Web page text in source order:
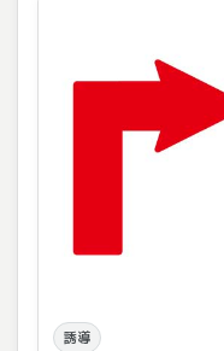
誘導